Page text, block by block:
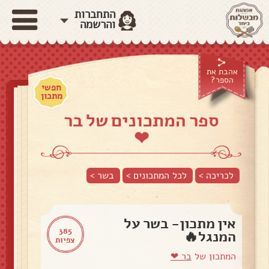
התחברות
והרשמה
אהבת את
הספר?
חפשי
מתכון
ספר המתכונים של בר
❤
לכריכה > לכל המתכונים > בשר >
385
צפיות
אין מתכון- בשר על
המנגל🔥
המתכון שלבר ❤